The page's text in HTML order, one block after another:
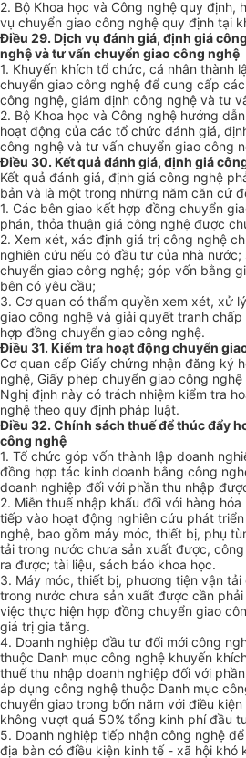
2. Bộ Khoa học và Công nghệ quy định,
vụ chuyển giao công nghệ quy định tại
Điều 29. Dịch vụ đánh giá, định giá
nghệ và tư vấn chuyển giao công nghệ
1. Khuyến khích tổ chức, cá nhân thành
chuyển giao công nghệ để cung cấp
công nghệ, giám định công nghệ và tư
2. Bộ Khoa học và Công nghệ hướng
hoạt động của các tổ chức đánh giá,
công nghệ và tư vấn chuyển giao công
Điều 30. Kết quả đánh giá, định giá
Kết quả đánh giá, định giá công nghệ
bản và là một trong những năm căn cứ
1. Các bên giao kết hợp đồng chuyển
phán, thỏa thuận giá công nghệ được
2. Xem xét, xác định giá trị công nghệ
nghiên cứu nếu có đầu tư của nhà
chuyển giao công nghệ; góp vốn bằng
bên có yêu cầu;
3. Cơ quan có thẩm quyền xem xét, xử
giao công nghệ và giải quyết tranh
hợp đồng chuyển giao công nghệ.
Điều 31. Kiểm tra hoạt động chuyển
Cơ quan cấp Giấy chứng nhận đăng ký
nghệ, Giấy phép chuyển giao công
Nghị định này có trách nhiệm kiểm tra
nghệ theo quy định pháp luật.
Điều 32. Chính sách thuế để thúc đẩy
công nghệ
1. Tổ chức góp vốn thành lập doanh
đồng hợp tác kinh doanh bằng công
doanh nghiệp đối với phần thu nhập
2. Miễn thuế nhập khẩu đối với hàng
tiếp vào hoạt động nghiên cứu phát
nghệ, bao gồm máy móc, thiết bị, phụ
tải trong nước chưa sản xuất được,
ra được; tài liệu, sách báo khoa học.
3. Máy móc, thiết bị, phương tiện vận
trong nước chưa sản xuất được cần
việc thực hiện hợp đồng chuyển giao
giá trị gia tăng.
4. Doanh nghiệp đầu tư đổi mới công
thuộc Danh mục công nghệ khuyến
thuế thu nhập doanh nghiệp đối với
áp dụng công nghệ thuộc Danh mục
chuyển giao trong bốn năm với điều
không vượt quá 50% tổng kinh phí đầu
5. Doanh nghiệp tiếp nhận công nghệ
địa bàn có điều kiện kinh tế - xã hội khó